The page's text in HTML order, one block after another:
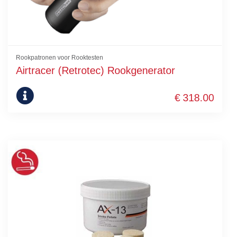
Rookpatronen voor Rooktesten
Airtracer (Retrotec) Rookgenerator
€ 318.00